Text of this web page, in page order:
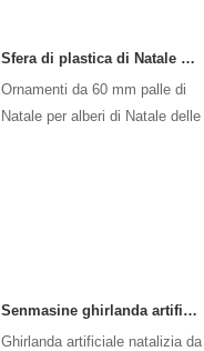
Sfera di plastica di Natale da 24 ct 2,36 "per decorazioni per ornamenti appesi a sfere per un bambino decorativo per le vacanze
Ornamenti da 60 mm palle di
Natale per alberi di Natale delle
Senmasine ghirlanda artificiale natalizia da 24 pollici con ago di pino pigna stella di Natale palla rossa bacche dorate ramo
Ghirlanda artificiale natalizia da